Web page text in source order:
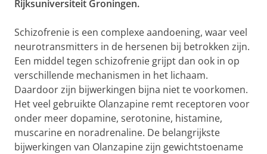
Rijksuniversiteit Groningen.
Schizofrenie is een complexe aandoening, waar veel
neurotransmitters in de hersenen bij betrokken zijn.
Een middel tegen schizofrenie grijpt dan ook in op
verschillende mechanismen in het lichaam.
Daardoor zijn bijwerkingen bijna niet te voorkomen.
Het veel gebruikte Olanzapine remt receptoren voor
onder meer dopamine, serotonine, histamine,
muscarine en noradrenaline. De belangrijkste
bijwerkingen van Olanzapine zijn gewichtstoename